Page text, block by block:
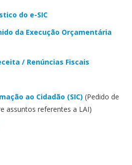
do e-SIC
da Execução Orçamentária
/ Renúncias Fiscais
ao Cidadão (SIC) (Pedido de
assuntos referentes a LAI)